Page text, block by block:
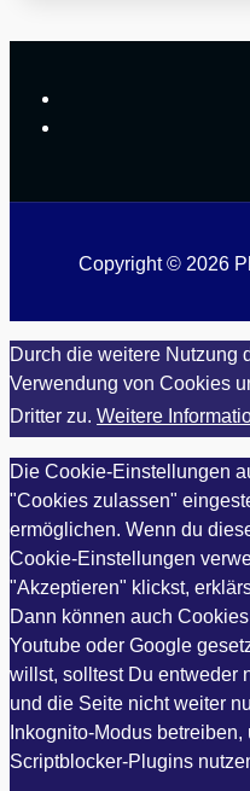
Copyright © 2026
Durch die weitere Nutzung
Verwendung von Cookies
Dritter zu. Weitere
Die Cookie-Einstellungen
"Cookies zulassen"
ermöglichen. Wenn du
Cookie-Einstellungen
"Akzeptieren" klickst,
Dann können auch
Youtube oder Google
willst, solltest Du entweder
und die Seite nicht weiter
Inkognito-Modus
Scriptblocker-Plugins